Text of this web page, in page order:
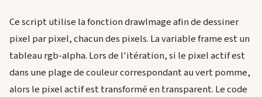
Ce script utilise la fonction drawImage afin de dessiner
pixel par pixel, chacun des pixels. La variable frame est un
tableau rgb-alpha. Lors de l'itération, si le pixel actif est
dans une plage de couleur correspondant au vert pomme,
alors le pixel actif est transformé en transparent. Le code